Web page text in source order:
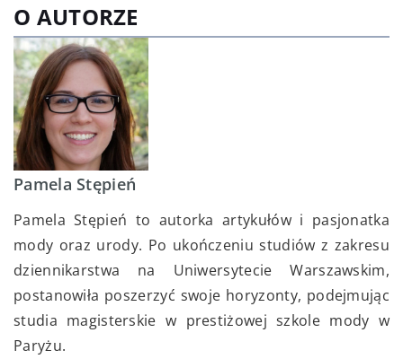
O AUTORZE
Pamela Stępień
Pamela Stępień to autorka artykułów i pasjonatka
mody oraz urody. Po ukończeniu studiów z zakresu
dziennikarstwa na Uniwersytecie Warszawskim,
postanowiła poszerzyć swoje horyzonty, podejmując
studia magisterskie w prestiżowej szkole mody w
Paryżu.